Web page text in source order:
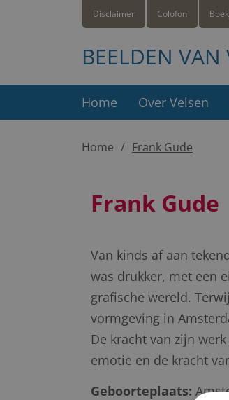
Colofon
Disclaimer
BEELDEN VAN
Home Over Velsen
Home Frank Gude
Frank Gude
Van kinds af aan
was drukker, met een
grafische wereld.
vormgeving in
De kracht van zijn
emotie en de kracht
Geboorteplaats: